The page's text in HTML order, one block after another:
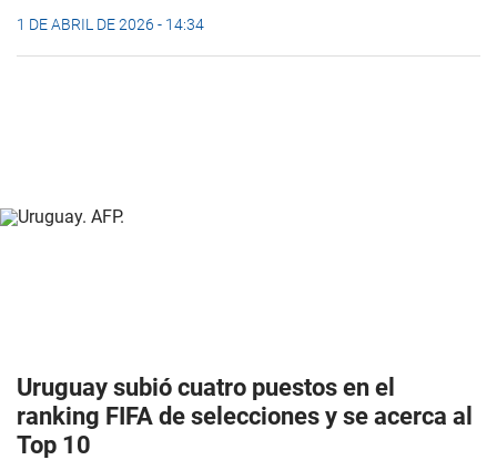
1 DE ABRIL DE 2026 - 14:34
Uruguay subió cuatro puestos en el
ranking FIFA de selecciones y se acerca al
Top 10